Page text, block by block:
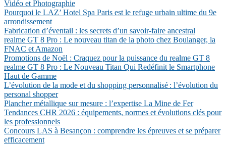
Vidéo et Photographie
Pourquoi le LAZ’ Hotel Spa Paris est le refuge urbain ultime du 9e
arrondissement
Fabrication d’éventail : les secrets d’un savoir-faire ancestral
realme GT 8 Pro : Le nouveau titan de la photo chez Boulanger, la
FNAC et Amazon
Promotions de Noël : Craquez pour la puissance du realme GT 8
realme GT 8 Pro : Le Nouveau Titan Qui Redéfinit le Smartphone
Haut de Gamme
L’évolution de la mode et du shopping personnalisé : l’évolution du
personal shopper
Plancher métallique sur mesure : l’expertise La Mine de Fer
Tendances CHR 2026 : équipements, normes et évolutions clés pour
les professionnels
Concours LAS à Besançon : comprendre les épreuves et se préparer
efficacement